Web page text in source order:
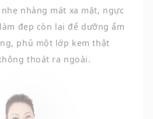
nhàng mát xa mặt, ngực
đẹp còn lại để dưỡng ẩm
phủ một lớp kem thật
thoát ra ngoài.